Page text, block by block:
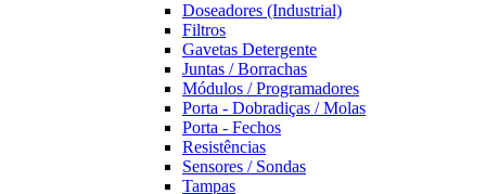
Doseadores (Industrial)
Filtros
Gavetas Detergente
Juntas / Borrachas
Módulos / Programadores
Porta - Dobradiças / Molas
Porta - Fechos
Resistências
Sensores / Sondas
Tampas